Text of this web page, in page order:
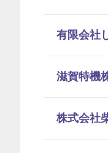
有限会社
滋賀特機
株式会社